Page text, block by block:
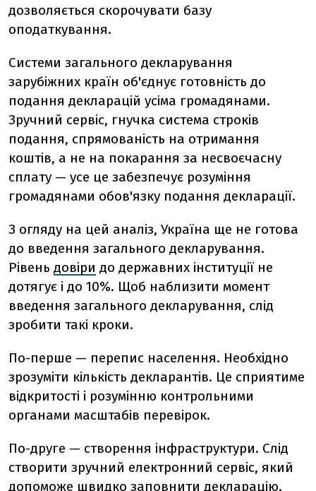
дозволяється скорочувати базу
оподаткування.
Системи загального декларування
зарубіжних країн об'єднує готовність до
подання декларацій усіма громадянами.
Зручний сервіс, гнучка система строків
подання, спрямованість на отримання
коштів, а не на покарання за несвоєчасну
сплату — усе це забезпечує розуміння
громадянами обов'язку подання декларації.
З огляду на цей аналіз, Україна ще не готова
до введення загального декларування.
Рівень довіри до державних інституції не
дотягує і до 10%. Щоб наблизити момент
введення загального декларування, слід
зробити такі кроки.
По-перше — перепис населення. Необхідно
зрозуміти кількість декларантів. Це сприятиме
відкритості і розумінню контрольними
органами масштабів перевірок.
По-друге — створення інфраструктури. Слід
створити зручний електронний сервіс, який
допоможе швидко заповнити декларацію.